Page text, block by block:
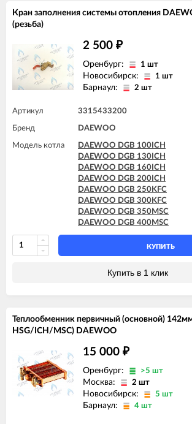
DAEWOO DGB 400MSC
Кран заполнения системы отопления
(резьба)
2 500 ₽
Оренбург: 1 шт
Новосибирск: 1 шт
Барнаул: 2 шт
Артикул 3315433200
Бренд DAEWOO
Модель котла
DAEWOO DGB 100ICH
DAEWOO DGB 130ICH
DAEWOO DGB 160ICH
DAEWOO DGB 200ICH
DAEWOO DGB 250KFC
DAEWOO DGB 300KFC
DAEWOO DGB 350MSC
DAEWOO DGB 400MSC
КУПИТЬ
Купить в 1 клик
Теплообменник первичный (основной)
HSG/ICH/MSC) DAEWOO
15 000 ₽
Оренбург: >5 шт
Москва: 2 шт
Новосибирск: 5 шт
Барнаул: 4 шт